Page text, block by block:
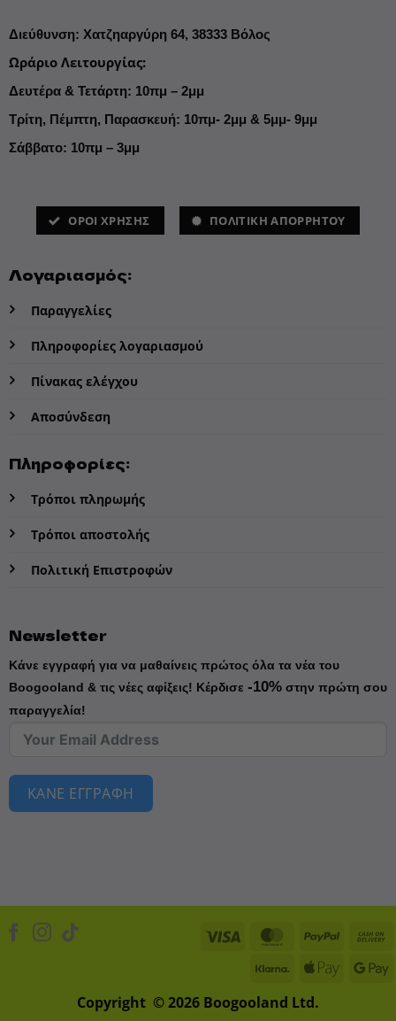
Διεύθυνση: Χατζηαργύρη 64, 38333 Βόλος
Ωράριο Λειτουργίας:
Δευτέρα & Τετάρτη: 10πμ – 2μμ
Τρίτη, Πέμπτη, Παρασκευή: 10πμ- 2μμ & 5μμ- 9μμ
Σάββατο: 10πμ – 3μμ
ΌΡΟΙ ΧΡΗΣΗΣ ΠΟΛΙΤΙΚΗ ΑΠΟΡΡΗΤΟΥ
Λογαριασμός:
Παραγγελίες
Πληροφορίες λογαριασμού
Πίνακας ελέγχου
Αποσύνδεση
Πληροφορίες:
Τρόποι πληρωμής
Τρόποι αποστολής
Πολιτική Επιστροφών
Newsletter
Κάνε εγγραφή για να μαθαίνεις πρώτος όλα τα νέα του
Boogooland & τις νέες αφίξεις! Κέρδισε -10%στην πρώτη σου
παραγγελία!
ΚΑΝΕ ΕΓΓΡΑΦΗ
Copyright © 2026 Boogooland Ltd.
Visa MasterCard
PayPal
KlarnaApple